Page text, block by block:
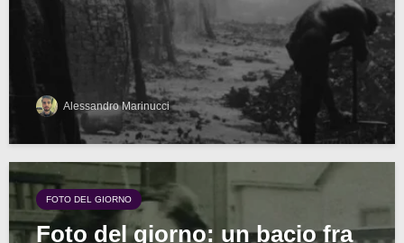
Alessandro Marinucci
FOTO DEL GIORNO
Foto del giorno: un bacio fra